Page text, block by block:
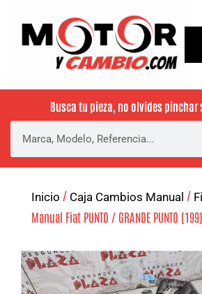
Busca tu pieza, no olvides pinchar
Inicio / Caja Cambios Manual /
Manual Fiat PUNTO / GRANDE PUNTO